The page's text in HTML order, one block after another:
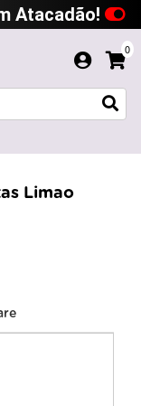
Atacadão!
0
Limao